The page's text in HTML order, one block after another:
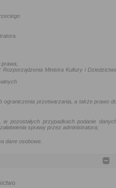
Ministra Kultury i
ograniczenia przetwarzania, a także prawo
pozostałych przypadkach podanie
sprawy przez administratora;
dane osobowe.